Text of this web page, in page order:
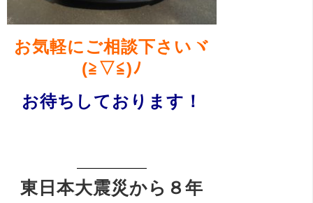
お気軽にご相談下さいヾ
(≧▽≦)ﾉ
お待ちしております！
東日本大震災から８年